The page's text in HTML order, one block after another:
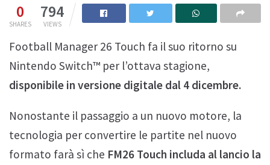
0
SHARES
794
VIEWS
Football Manager 26 Touch fa il suo ritorno su
Nintendo Switch™ per l’ottava stagione,
disponibile in versione digitale dal 4 dicembre.
Nonostante il passaggio a un nuovo motore, la
tecnologia per convertire le partite nel nuovo
formato farà sì che FM26 Touch includa al lancio la